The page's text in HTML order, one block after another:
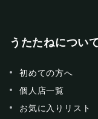
うたたねについ
初めての方へ
個人店一覧
お気に入りリスト